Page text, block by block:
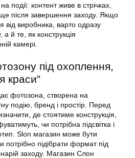
події: контент живе в стрічках,
ще після завершення заходу. Якщо
від виробника, варто одразу
й те, як конструкція
камері.
під охоплення,
краси”
фотозона, створена на
подію, бренд і простір. Перед
де стоятиме конструкція,
чи потрібна підсвітка і
Slon магазин може бути
потрібно підібрати формат під
заходу. Магазин Слон